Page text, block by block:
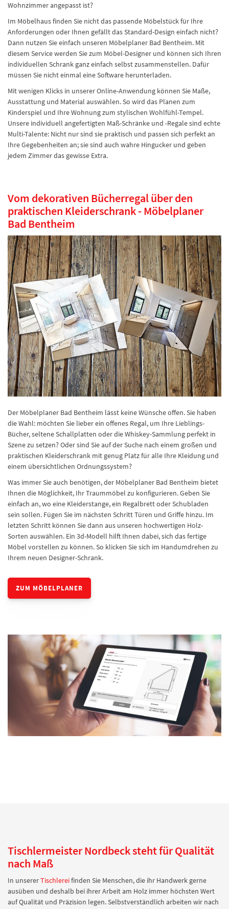
Wohnzimmer angepasst ist?
Im Möbelhaus finden Sie nicht das passende Möbelstück für Ihre
Anforderungen oder Ihnen gefällt das Standard-Design einfach nicht?
Dann nutzen Sie einfach unseren Möbelplaner Bad Bentheim. Mit
diesem Service werden Sie zum Möbel-Designer und können sich Ihren
individuellen Schrank ganz einfach selbst zusammenstellen. Dafür
müssen Sie nicht einmal eine Software herunterladen.
Mit wenigen Klicks in unserer Online-Anwendung können Sie Maße,
Ausstattung und Material auswählen. So wird das Planen zum
Kinderspiel und Ihre Wohnung zum stylischen Wohlfühl-Tempel.
Unsere individuell angefertigten Maß-Schränke und -Regale sind echte
Multi-Talente: Nicht nur sind sie praktisch und passen sich perfekt an
Ihre Gegebenheiten an; sie sind auch wahre Hingucker und geben
jedem Zimmer das gewisse Extra.
Vom dekorativen Bücherregal über den
praktischen Kleiderschrank - Möbelplaner
Bad Bentheim
Der Möbelplaner Bad Bentheim lässt keine Wünsche offen. Sie haben
die Wahl: möchten Sie lieber ein offenes Regal, um Ihre Lieblings-
Bücher, seltene Schallplatten oder die Whiskey-Sammlung perfekt in
Szene zu setzen? Oder sind Sie auf der Suche nach einem großen und
praktischen Kleiderschrank mit genug Platz für alle Ihre Kleidung und
einem übersichtlichen Ordnungssystem?
Was immer Sie auch benötigen, der Möbelplaner Bad Bentheim bietet
Ihnen die Möglichkeit, Ihr Traummöbel zu konfigurieren. Geben Sie
einfach an, wo eine Kleiderstange, ein Regalbrett oder Schubladen
sein sollen. Fügen Sie im nächsten Schritt Türen und Griffe hinzu. Im
letzten Schritt können Sie dann aus unseren hochwertigen Holz-
Sorten auswählen. Ein 3d-Modell hilft Ihnen dabei, sich das fertige
Möbel vorstellen zu können. So klicken Sie sich im Handumdrehen zu
Ihrem neuen Designer-Schrank.
ZUM MÖBELPLANER
Tischlermeister Nordbeck steht für Qualität
nach Maß
In unsererTischlereifinden Sie Menschen, die ihr Handwerk gerne
ausüben und deshalb bei ihrer Arbeit am Holz immer höchsten Wert
auf Qualität und Präzision legen. Selbstverständlich arbeiten wir nach